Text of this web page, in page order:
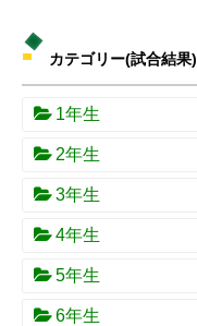
カテゴリー(試合結果)
1年生
2年生
3年生
4年生
5年生
6年生